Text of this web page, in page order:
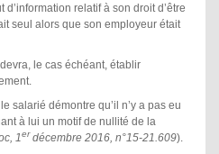
relatif à son droit d’être
seul alors que son employeur était
le cas échéant, établir
salarié démontre qu’il n’y a pas eu
à lui un motif de nullité de la
1er décembre 2016, n°15-21.609).